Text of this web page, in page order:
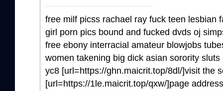
free milf picss rachael ray fuck teen lesbian
girl porn pics bound and fucked dvds oj
free ebony interracial amateur blowjobs
women takening big dick asian sorority sluts
yc8 [url=https://ghn.maicrit.top/8dl/]visit the
[url=https://1le.maicrit.top/qxw/]page